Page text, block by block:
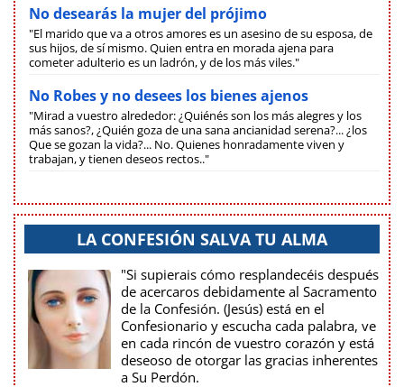
No desearás la mujer del prójimo
"El marido que va a otros amores es un asesino de su esposa, de
sus hijos, de sí mismo. Quien entra en morada ajena para
cometer adulterio es un ladrón, y de los más viles."
No Robes y no desees los bienes ajenos
"Mirad a vuestro alrededor: ¿Quiénés son los más alegres y los
más sanos?, ¿Quién goza de una sana ancianidad serena?... ¿los
Que se gozan la vida?... No. Quienes honradamente viven y
trabajan, y tienen deseos rectos.."
LA CONFESIÓN SALVA TU ALMA
"Si supierais cómo resplandecéis después
de acercaros debidamente al Sacramento
de la Confesión. (Jesús) está en el
Confesionario y escucha cada palabra, ve
en cada rincón de vuestro corazón y está
deseoso de otorgar las gracias inherentes
a Su Perdón.